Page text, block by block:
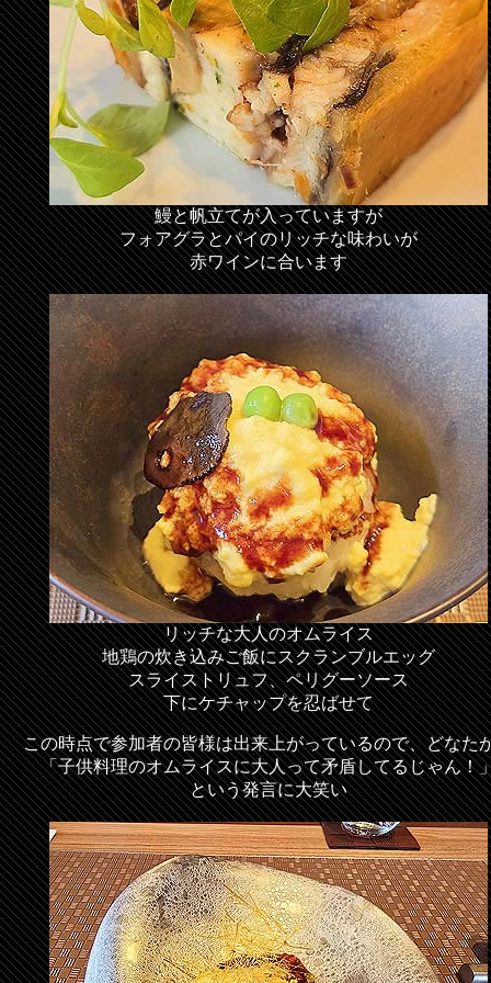
鰻と帆立てが入っていますが
フォアグラとパイのリッチな味わいが
赤ワインに合います
リッチな大人のオムライス
地鶏の炊き込みご飯にスクランブルエッグ
スライストリュフ、ペリグーソース
下にケチャップを忍ばせて
この時点で参加者の皆様は出来上がっているので、どなた
「子供料理のオムライスに大人って矛盾してるじゃん！
という発言に大笑い